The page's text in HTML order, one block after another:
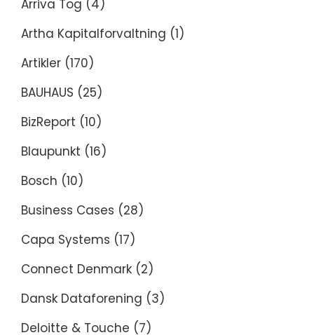
Arriva Tog (4)
Artha Kapitalforvaltning (1)
Artikler (170)
BAUHAUS (25)
BizReport (10)
Blaupunkt (16)
Bosch (10)
Business Cases (28)
Capa Systems (17)
Connect Denmark (2)
Dansk Dataforening (3)
Deloitte & Touche (7)